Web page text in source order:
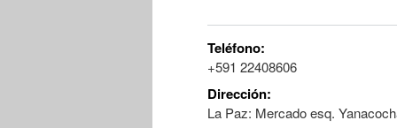
Teléfono:
+591 22408606
Dirección:
La Paz: Mercado esq.